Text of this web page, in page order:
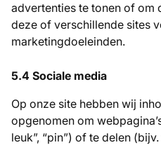
advertenties te tonen of om
deze of verschillende sites
marketingdoeleinden.
5.4 Sociale media
Op onze site hebben wij
opgenomen om
leuk”, “pin”) of te delen